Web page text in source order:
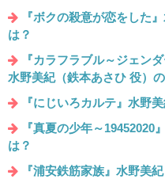
『ボクの殺意が恋をした
は？
『カラフラブル～ジェン
水野美紀（鉄本あさひ 役）
『にじいろカルテ』水野
『真夏の少年～
は？
『浦安鉄筋家族』水野美